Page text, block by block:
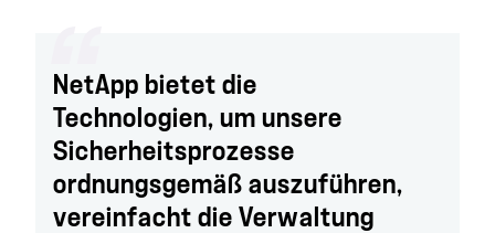
NetApp bietet die
Technologien, um unsere
Sicherheitsprozesse
ordnungsgemäß auszuführen,
vereinfacht die Verwaltung